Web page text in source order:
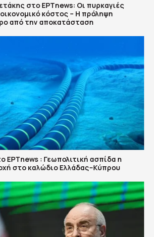
στο ΕΡΤnews: Οι πυρκαγιές
κόστος – Η πρόληψη
από την αποκατάσταση
ΕΡΤnews : Γεωπολιτική ασπίδα η
στο καλώδιο Ελλάδας–Κύπρου